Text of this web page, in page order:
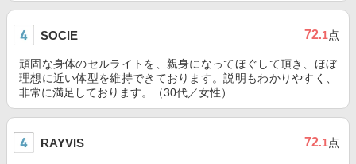
SOCIE 72.1点
頑固な身体のセルライトを、親身になってほぐして頂き、ほぼ
理想に近い体型を維持できております。説明もわかりやすく、
非常に満足しております。（30代／女性）
RAYVIS 72.1点